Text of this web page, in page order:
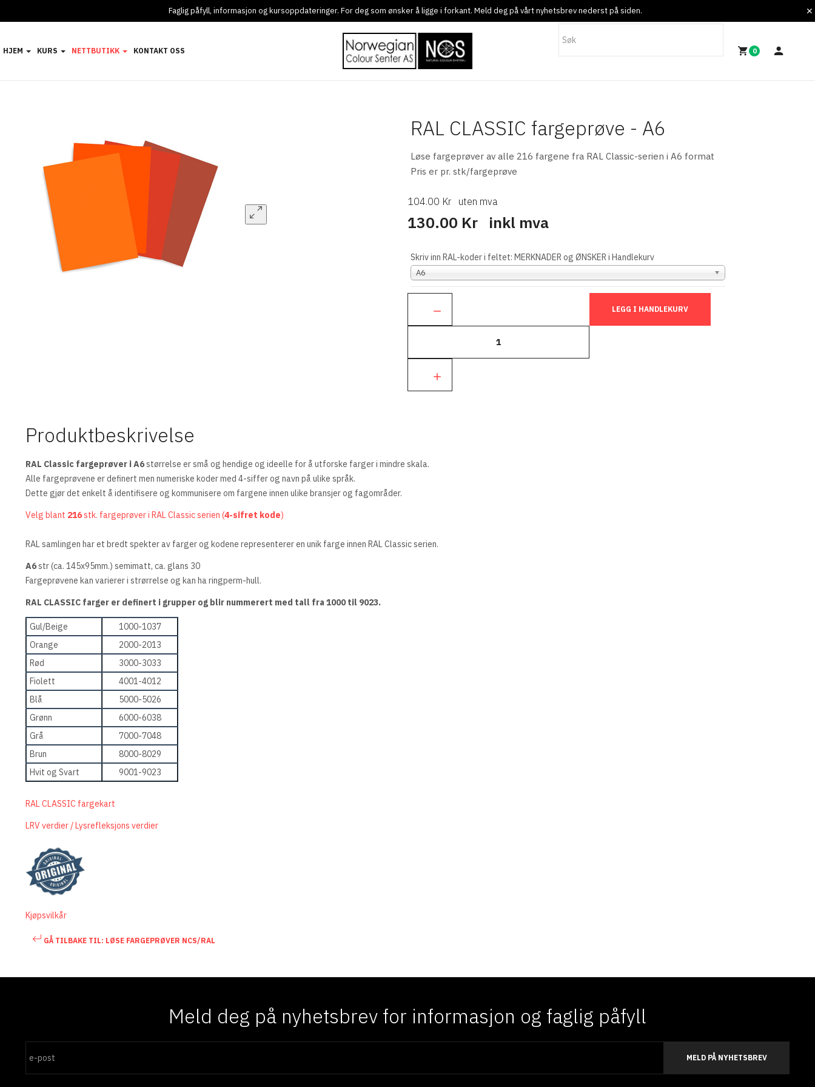
Faglig påfyll, informasjon og kursoppdateringer. For deg som ønsker å ligge i forkant. Meld deg på vårt nyhetsbrev nederst på siden.
HJEM KURS NETTBUTIKK KONTAKT OSS 0
RAL CLASSIC fargeprøve - A6
Løse fargeprøver av alle 216 fargene fra RAL Classic-serien i A6 format
Pris er pr. stk/fargeprøve
104.00 Kr uten mva
130.00 Kr inkl mva
Skriv inn RAL-koder i feltet: MERKNADER og ØNSKER i Handlekurv
A6
LEGG I HANDLEKURV
Produktbeskrivelse
RAL Classic fargeprøver i A6størrelse er små og hendige og ideelle for å utforske farger i mindre skala.
Alle fargeprøvene er definert men numeriske koder med 4-siffer og navn på ulike språk.
Dette gjør det enkelt å identifisere og kommunisere om fargene innen ulike bransjer og fagområder.
Velg blant 216stk. fargeprøver i RAL Classic serien (4-sifret kode)
RAL samlingen har et bredt spekter av farger og kodene representerer en unik farge innen RAL Classic serien.
A6str (ca. 145x95mm.) semimatt, ca. glans 30
Fargeprøvene kan varierer i strørrelse og kan ha ringperm-hull.
RAL CLASSIC farger er definert i grupper og blir nummerert med tall fra 1000 til 9023.
Gul/Beige
1000-1037
Orange
2000-2013
Rød
3000-3033
Fiolett
4001-4012
Blå
5000-5026
Grønn
6000-6038
Grå
7000-7048
Brun
8000-8029
Hvit og Svart
9001-9023
RAL CLASSIC fargekart
LRV verdier / Lysrefleksjons verdier
Kjøpsvilkår
GÅ TILBAKE TIL: LØSE FARGEPRØVER NCS/RAL
Meld deg på nyhetsbrev for informasjon og faglig påfyll
MELD PÅ NYHETSBREV